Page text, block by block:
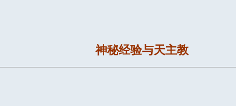
神秘经验与天主教